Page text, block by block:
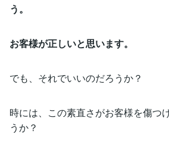
う。
お客様が正しいと思います。
でも、それでいいのだろうか？
時には、この素直さがお客様を傷つ
うか？